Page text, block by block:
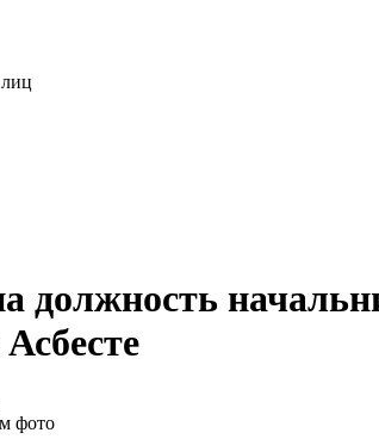
должность
фото